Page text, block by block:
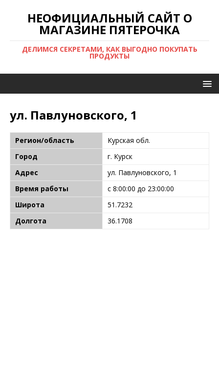
НЕОФИЦИАЛЬНЫЙ САЙТ О
МАГАЗИНЕ ПЯТЕРОЧКА
ДЕЛИМСЯ СЕКРЕТАМИ, КАК ВЫГОДНО ПОКУПАТЬ
ПРОДУКТЫ
ул. Павлуновского, 1
Регион/область
Курская обл.
Город
г. Курск
Адрес
ул. Павлуновского, 1
Время работы
с 8:00:00 до 23:00:00
Широта
51.7232
Долгота
36.1708